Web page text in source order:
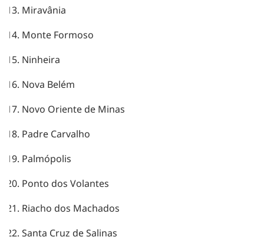
Miravânia
Monte Formoso
Ninheira
Nova Belém
Novo Oriente de Minas
Padre Carvalho
Palmópolis
Ponto dos Volantes
Riacho dos Machados
Santa Cruz de Salinas